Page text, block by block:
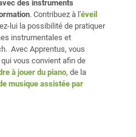
des instruments
. Contribuez à l'éveil
lui la possibilité de pratiquer
instrumentales et
Avec Apprentus, vous
vous convient afin de
à jouer du piano, de la
musique assistée par